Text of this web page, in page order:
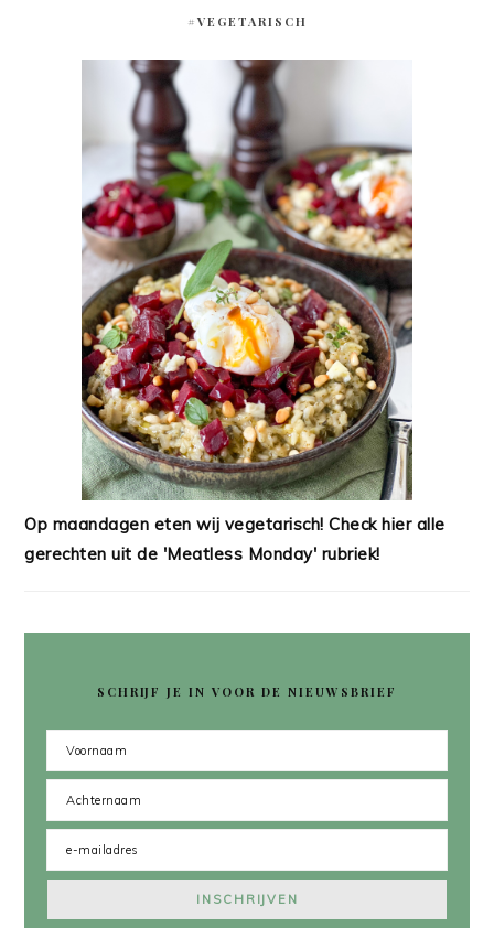
#VEGETARISCH
Op maandagen eten wij vegetarisch! Check hier alle
gerechten uit de 'Meatless Monday' rubriek!
SCHRIJF JE IN VOOR DE NIEUWSBRIEF